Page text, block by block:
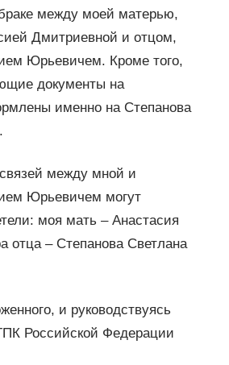
между моей матерью,
Дмитриевной и отцом,
Юрьевичем. Кроме того,
документы на
именно на Степанова
между мной и
Юрьевичем могут
моя мать – Анастасия
отца – Степанова Светлана
и руководствуясь
Российской Федерации